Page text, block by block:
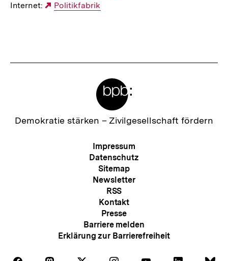
Mail
Internet:
Externer
Politikfabrik
Zur
Demokratie stärken – Zivilgesellschaft fördern
Meta-
Navigation
Impressum
Datenschutz
Sitemap
Newsletter
RSS
Kontakt
Presse
Barriere melden
Erklärung zur Barrierefreiheit